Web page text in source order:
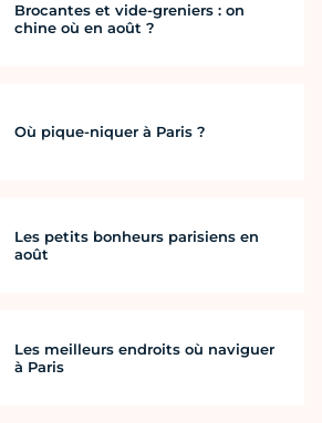
Brocantes et vide-greniers : on
chine où en août ?
Où pique-niquer à Paris ?
Les petits bonheurs parisiens en
août
Les meilleurs endroits où naviguer
à Paris